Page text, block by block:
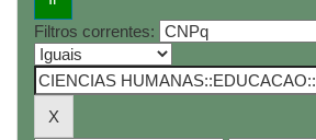
Filtros correntes: